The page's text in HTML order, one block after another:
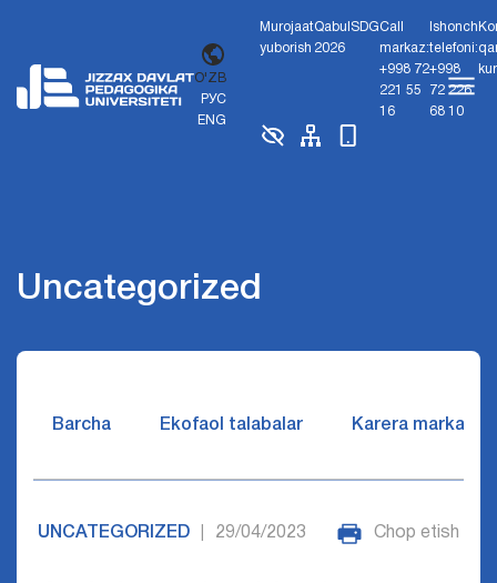
O'ZB
РУС
ENG
Murojaat
yuborish
Qabul
2026
SDGCall
markaz:
+998 72
221 55
16
Ishonch
telefoni:
+998
72 226
68 10
Uncategorized
Barcha Ekofaol talabalar Karera markazi
UNCATEGORIZED 29/04/2023 Chop etish